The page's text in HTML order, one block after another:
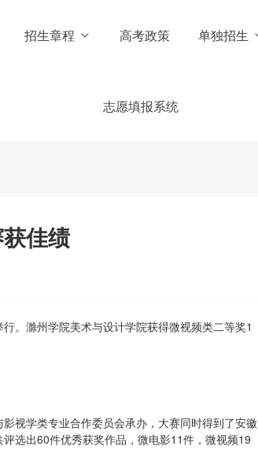
招生章程 高考政策 单独招生
志愿填报系统
佳绩
。滁州学院美术与设计学院获得微视频类二等奖1
视学类专业合作委员会承办，大赛同时得到了安徽
选出60件优秀获奖作品，微电影11件，微视频19